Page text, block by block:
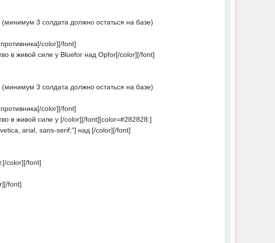
3 солдата должно остаться на базе)
color][/font]
в живой силе у Bluefor над Opfor[/color][/font]
3 солдата должно остаться на базе)
color][/font]
в живой силе у [/color][/font][color=#282828;]
arial, sans-serif;"] над [/color][/font]
color][/font]
font]